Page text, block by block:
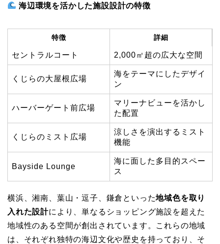
海辺環境を活かした施設設計の特徴
特徴 詳細
セントラルコート 2,000㎡超の広大な空間
くじらの大屋根広場
海をテーマにしたデザイ
ン
ハーバーゲート前広場
マリーナビューを活かし
た配置
くじらのミスト広場
涼しさを演出するミスト
機能
Bayside Lounge
海に面した多目的スペー
ス
横浜、湘南、葉山・逗子、鎌倉といった地域色を取り
入れた設計により、単なるショッピング施設を超えた
地域性のある空間が創出されています。これらの地域
は、それぞれ独特の海辺文化や歴史を持っており、そ